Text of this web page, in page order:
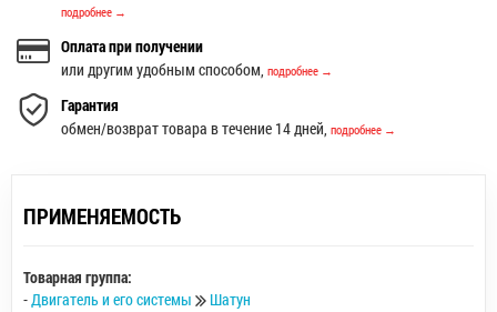
подробнее →
Оплата при получении
или другим удобным способом, подробнее →
Гарантия
обмен/возврат товара в течение 14 дней, подробнее →
ПРИМЕНЯЕМОСТЬ
Товарная группа:
-Двигатель и его системы Шатун